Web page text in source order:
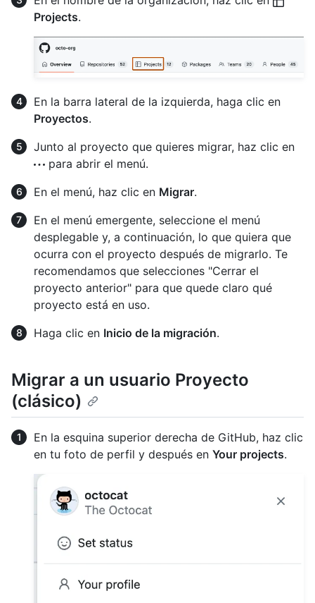
Projects.
En la barra lateral de la izquierda, haga clic en
Proyectos.
Junto al proyecto que quieres migrar, haz clic en
para abrir el menú.
En el menú, haz clic en Migrar.
En el menú emergente, seleccione el menú
desplegable y, a continuación, lo que quiera que
ocurra con el proyecto después de migrarlo. Te
recomendamos que selecciones "Cerrar el
proyecto anterior" para que quede claro qué
proyecto está en uso.
Haga clic en Inicio de la migración.
Migrar a un usuario Proyecto
(clásico)
En la esquina superior derecha de GitHub, haz clic
en tu foto de perfil y después en Your projects.